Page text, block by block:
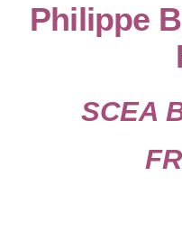
Philippe
SCEA